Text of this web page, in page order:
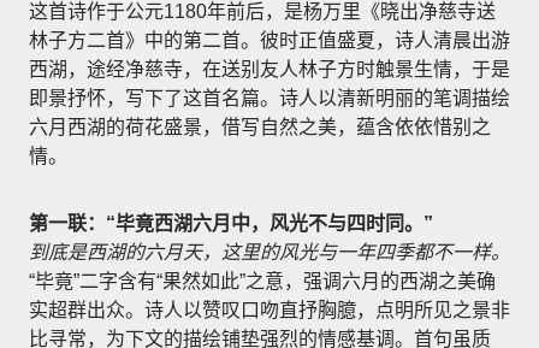
这首诗作于公元1180年前后，是杨万里《晓出净慈寺送
林子方二首》中的第二首。彼时正值盛夏，诗人清晨出游
西湖，途经净慈寺，在送别友人林子方时触景生情，于是
即景抒怀，写下了这首名篇。诗人以清新明丽的笔调描绘
六月西湖的荷花盛景，借写自然之美，蕴含依依惜别之
情。
第一联：“毕竟西湖六月中，风光不与四时同。”
到底是西湖的六月天，这里的风光与一年四季都不一样。
“毕竟”二字含有“果然如此”之意，强调六月的西湖之美确
实超群出众。诗人以赞叹口吻直抒胸臆，点明所见之景非
比寻常，为下文的描绘铺垫强烈的情感基调。首句虽质